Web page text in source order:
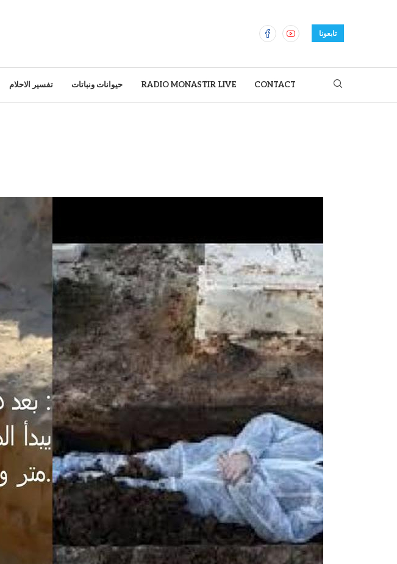
تابعونا
تفسير الاحلام حيوانات ونباتات RADIO MONASTIR LIVE CONTACT